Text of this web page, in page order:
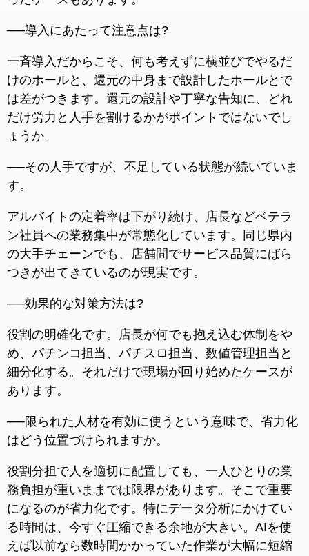
──導入にあたって注意点は?
一斉導入だからこそ、何も考えずに横並びでやるだ
けのホールと、還元の中身まで設計したホールとで
は差がつきます。還元の設計や丁寧な告知に、どれ
だけ労力と人手を割けるかがポイントではないでし
ょうか。
──その人手ですが、不足している状態が続いていま
す。
アルバイトの定着率は下がり続け、店長などベテラ
ン社員への業務集中が常態化しています。同じ県内
の大手チェーンでも、店舗間でサービス品質にばら
つきが出てきているのが現実です。
──効果的な対策方法は?
役割の明確化です。店長が何でも抱え込む体制をや
め、パチンコ担当、パチスロ担当、数値管理担当と
細分化する。それだけで現場が回り始めたケースが
あります。
──限られた人材を有効に使うという意味で、省力化
はどう位置づけられますか。
役割分担で人を適切に配置しても、一人ひとりの業
務負担が重いままでは限界があります。そこで重要
になるのが省力化です。特にデータ分析にかけてい
る時間は、今すぐ圧縮できる余地が大きい。AIを使
えば以前なら数時間かかっていた作業が大幅に短縮